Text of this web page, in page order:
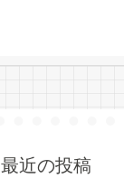
最近の投稿